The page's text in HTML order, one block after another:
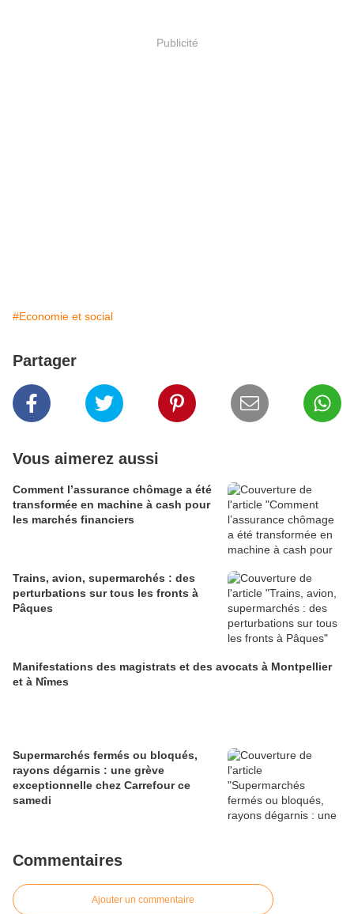
Publicité
#Economie et social
Partager
Vous aimerez aussi
Comment l’assurance chômage a été
transformée en machine à cash pour
les marchés financiers
Trains, avion, supermarchés : des
perturbations sur tous les fronts à
Pâques
Manifestations des magistrats et des avocats à Montpellier
et à Nîmes
Supermarchés fermés ou bloqués,
rayons dégarnis : une grève
exceptionnelle chez Carrefour ce
samedi
Commentaires
Ajouter un commentaire